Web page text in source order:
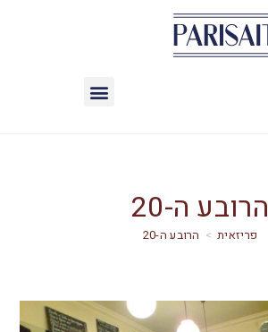
הרובע ה-20
> הרובע ה-20